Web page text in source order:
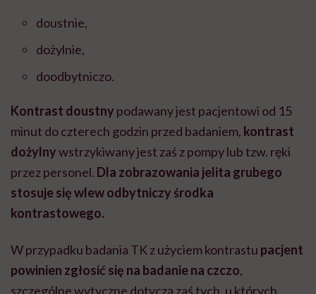
doustnie,
dożylnie,
doodbytniczo.
Kontrast doustny podawany jest pacjentowi od 15
minut do czterech godzin przed badaniem, kontrast
dożylnywstrzykiwany jest zaś z pompy lub tzw. ręki
przez personel. Dla zobrazowania jelita grubego
stosuje się wlew odbytniczy środka
kontrastowego.
W przypadku badania TK z użyciem kontrastu pacjent
powinien zgłosić się na badanie na czczo,
szczególne wytyczne dotyczą zaś tych, u których